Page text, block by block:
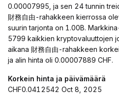
0.00007995, ja sen 24 tunnin
財務自由-rahakkeen kierrossa
suurin tarjonta on 1.00B.
5799 kaikkien kryptovaluuttojen
aikana 財務自由-rahakkeen
ja alin hinta oli 0.00007889 CHF.
Korkein hinta ja päivämäärä
CHF0.0412542 Oct 8, 2025